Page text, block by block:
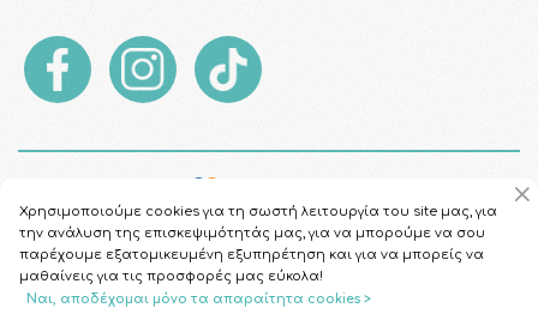
Χρησιμοποιούμε cookies για τη σωστή λειτουργία του site μας, για
την ανάλυση της επισκεψιμότητάς μας, για να μπορούμε να σου
παρέχουμε εξατομικευμένη εξυπηρέτηση και για να μπορείς να
μαθαίνεις για τις προσφορές μας εύκολα!
Ναι, αποδέχομαι μόνο τα απαραίτητα cookies >